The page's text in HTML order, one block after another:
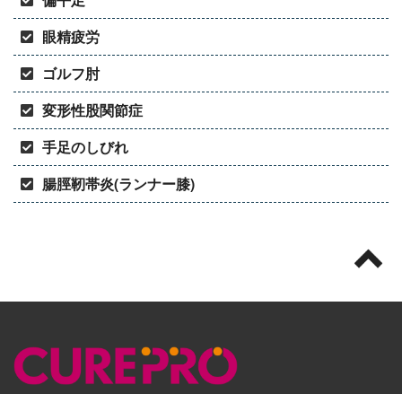
眼精疲労
ゴルフ肘
変形性股関節症
手足のしびれ
腸脛靭帯炎(ランナー膝)